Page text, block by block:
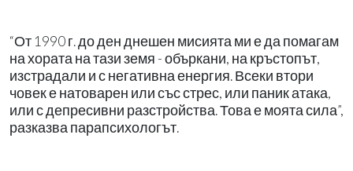
“От 1990 г. до ден днешен мисията ми е да помагам
на хората на тази земя - объркани, на кръстопът,
изстрадали и с негативна енергия. Всеки втори
човек е натоварен или със стрес, или паник атака,
или с депресивни разстройства. Това е моята сила”,
разказва парапсихологът.